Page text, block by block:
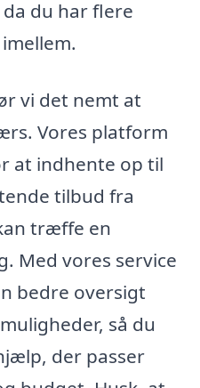
du har flere
vi det nemt at
Vores platform
at indhente op til
tilbud fra
træffe en
Med vores service
bedre oversigt
så du
der passer